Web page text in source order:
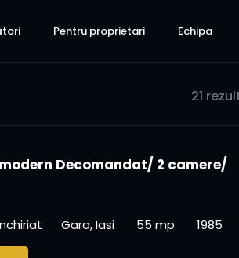
Pentru proprietari Echipa
21
Decomandat/ 2 camere/
Gara, Iasi 55 mp 1985